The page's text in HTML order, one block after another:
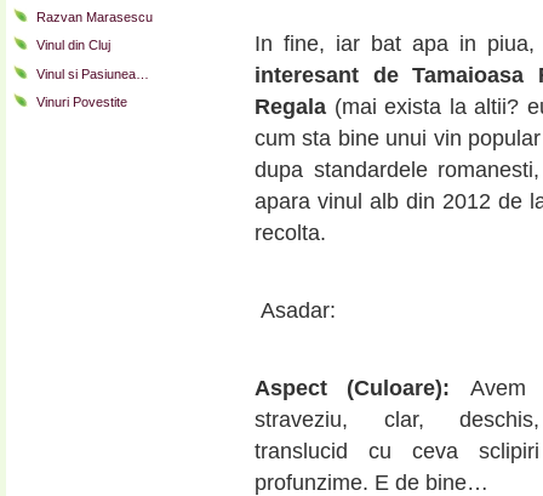
Razvan Marasescu
Vinul din Cluj
Vinul si Pasiunea…
Vinuri Povestite
In fine, iar bat apa in
interesant de Tamaioasa
Regala (mai exista la altii?
cum sta bine unui vin
dupa standardele
apara vinul alb din 2012 de
recolta.
Asadar:
Aspect (Culoare): Avem
straveziu, clar,
translucid cu ceva
profunzime. E de bine…